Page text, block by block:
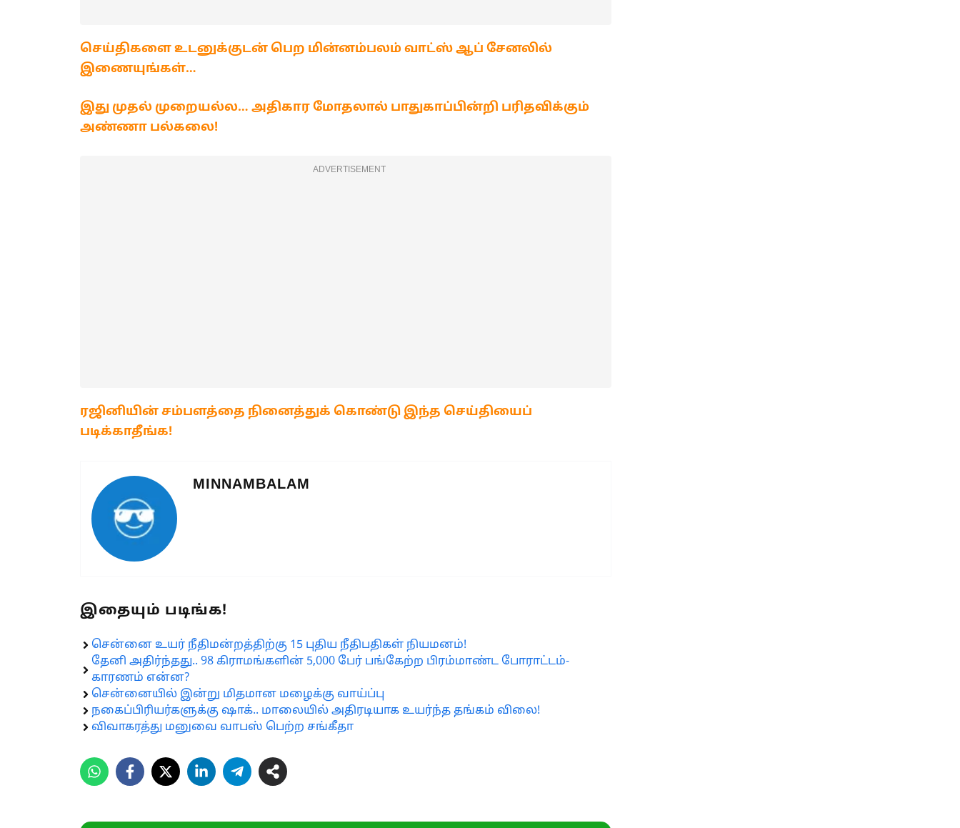
செய்திகளை உடனுக்குடன் பெற மின்னம்பலம் வாட்ஸ் ஆப் சேனலில்
இணையுங்கள்…
இது முதல் முறையல்ல… அதிகார மோதலால் பாதுகாப்பின்றி பரிதவிக்கும்
அண்ணா பல்கலை!
ADVERTISEMENT
ரஜினியின் சம்பளத்தை நினைத்துக் கொண்டு இந்த செய்தியைப்
படிக்காதீங்க!
MINNAMBALAM
இதையும் படிங்க!
சென்னை உயர் நீதிமன்றத்திற்கு 15 புதிய நீதிபதிகள் நியமனம்!
தேனி அதிர்ந்தது.. 98 கிராமங்களின் 5,000 பேர் பங்கேற்ற பிரம்மாண்ட போராட்டம்-
காரணம் என்ன?
சென்னையில் இன்று மிதமான மழைக்கு வாய்ப்பு
நகைப்பிரியர்களுக்கு ஷாக்.. மாலையில் அதிரடியாக உயர்ந்த தங்கம் விலை!
விவாகரத்து மனுவை வாபஸ் பெற்ற சங்கீதா